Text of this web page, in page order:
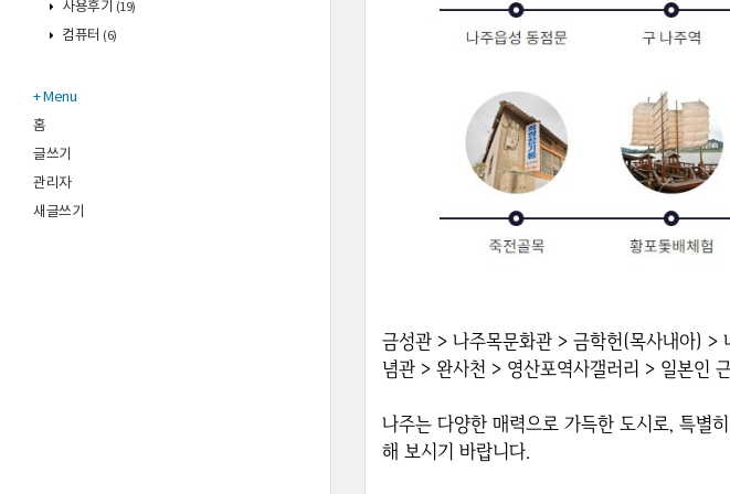
사용후기 (19)
컴퓨터 (6)
Menu
홈
글쓰기
관리자
새글쓰기
금성관 > 나주목문화관 > 금학헌(목사내아) >
념관 > 완사천 > 영산포역사갤러리 > 일본인
나주는 다양한 매력으로 가득한 도시로, 특별
해 보시기 바랍니다.